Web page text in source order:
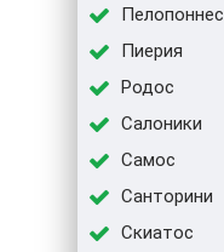
Пелопоннес
Пиерия
Родос
Салоники
Самос
Санторини
Скиатос